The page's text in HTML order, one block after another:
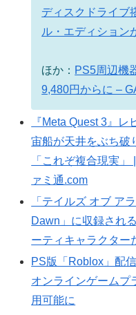
ディスクドライブ
ル・エディション
ほか： PS5周辺機
9,480円からに –
『Meta Quest 3』
宙船が天井をぶち破
「これぞ複合現実
ァミ通.com
「テイルズ オブ ア
Dawn」に収録され
ーティキャラクター
PS版「Roblox」配
オンラインゲームプ
用可能に